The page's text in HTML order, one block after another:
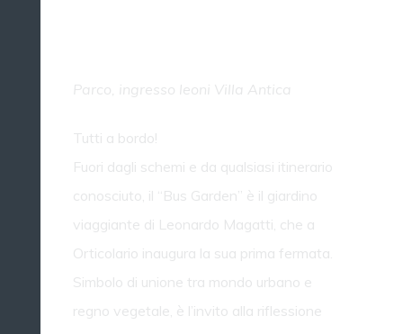
Parco, ingresso leoni Villa Antica
Tutti a bordo!
Fuori dagli schemi e da qualsiasi itinerario
conosciuto, il “Bus Garden” è il giardino
viaggiante di Leonardo Magatti, che a
Orticolario inaugura la sua prima fermata.
Simbolo di unione tra mondo urbano e
regno vegetale, è l’invito alla riflessione